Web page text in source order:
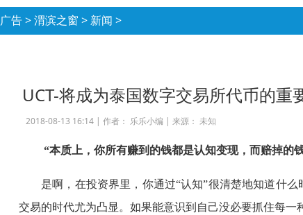
广告>渭滨之窗 > 新闻 >
UCT-将成为泰国数字交易所代币的重
2018-08-13 16:14 | 作者： 乐乐小编 | 来源： 未知
“本质上，你所有赚到的钱都是认知变现，而赔掉的
是啊，在投资界里，你通过“认知”很清楚地知道什么
交易的时代尤为凸显。如果能意识到自己没必要抓住每